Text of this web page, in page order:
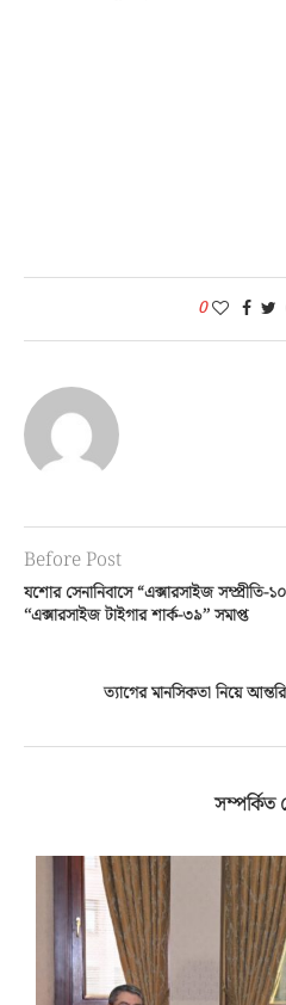
0
Before Post
যশোর সেনানিবাসে “এক্সারসাইজ সম্প্রীতি-
‘‘এক্সারসাইজ টাইগার শার্ক-৩৯’’ সমাপ্ত
ত্যাগের মানসিকতা নিয়ে
সম্পর্কিত